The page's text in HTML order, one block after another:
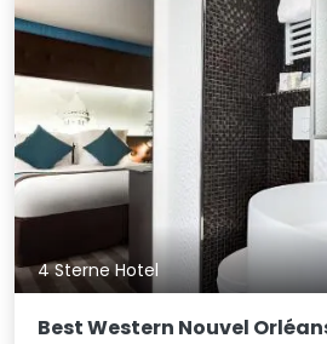
4 Sterne Hotel
Best Western Nouvel